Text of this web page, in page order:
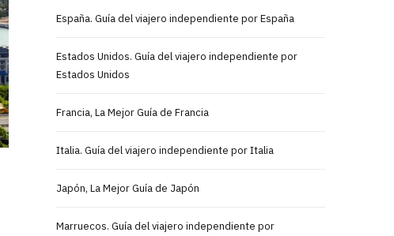
España. Guía del viajero independiente por España
Estados Unidos. Guía del viajero independiente por
Estados Unidos
Francia, La Mejor Guía de Francia
Italia. Guía del viajero independiente por Italia
Japón, La Mejor Guía de Japón
Marruecos. Guía del viajero independiente por